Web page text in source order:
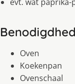
Oven
Koekenpan
Ovenschaal